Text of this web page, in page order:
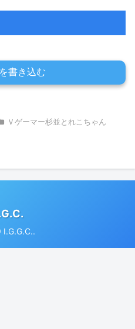
書き込む
Ｖゲーマー杉並とれこちゃん